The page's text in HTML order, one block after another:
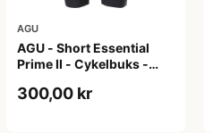
AGU
AGU - Short Essential
Prime II - Cykelbuks -
300,00 kr